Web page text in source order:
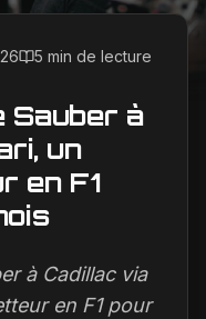
5 min de lecture
Sauber à
un
en F1
à Cadillac via
en F1 pour